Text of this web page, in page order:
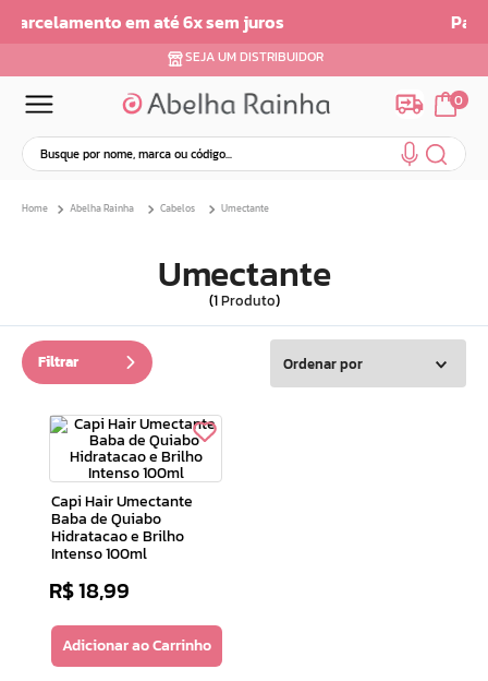
juros Parcelamento em ate 6x sem
SEJA UM DISTRIBUIDOR
0
Busque por nome, marca ou código...
Abelha Rainha Cabelos Umectante
Umectante
1Produto
Filtrar Ordenar por
Capi Hair Umectante
Baba de Quiabo
Hidratacao e Brilho
Intenso 100ml
R$18,99
Adicionar ao Carrinho
4º
bom medico
5º
6º
clareador
7º
creme
batom
9º
camiseta
10º doce infancia